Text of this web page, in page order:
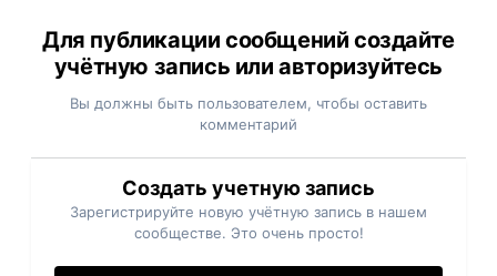
Для публикации сообщений создайте
учётную запись или авторизуйтесь
Вы должны быть пользователем, чтобы оставить
комментарий
Создать учетную запись
Зарегистрируйте новую учётную запись в нашем
сообществе. Это очень просто!